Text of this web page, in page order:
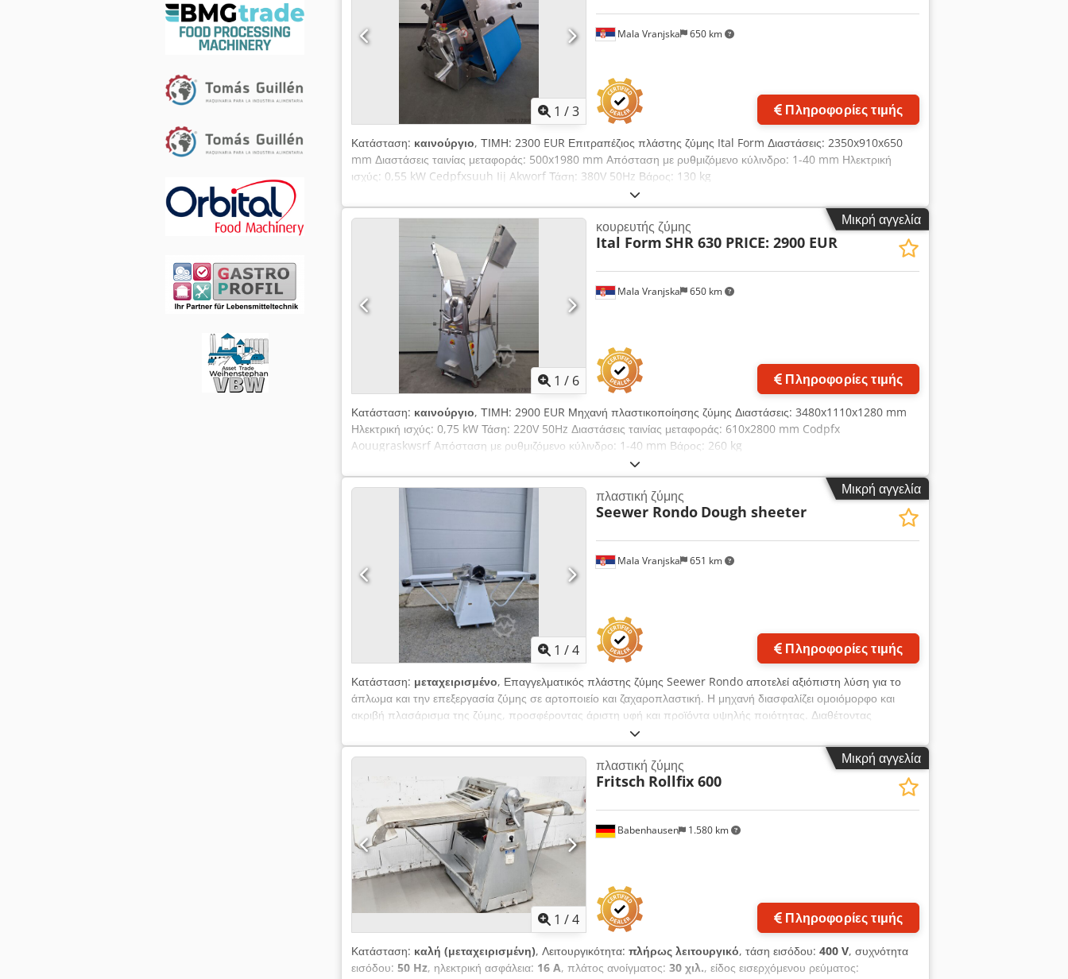
1 /3
Mala Vranjska 650 km
Πληροφορίες τιμής
Κατάσταση: καινούργιο, ΤΙΜΗ: 2300 EUR Επιτραπέζιος πλάστης ζύμης Ital Form Διαστάσεις: 2350x910x650
mm Διαστάσεις ταινίας μεταφοράς: 500x1980 mm Απόσταση με ρυθμιζόμενο κύλινδρο: 1-40 mm Ηλεκτρική
ισχύς: 0,55 kW Cedpfxsuuh Iij Akworf Τάση: 380V 50Hz Βάρος: 130 kg
Μικρή αγγελία
1 / 6
Mala Vranjska 650 km
κουρευτής ζύμης
Ital Form SHR 630 PRICE: 2900 EUR
Πληροφορίες τιμής
Κατάσταση: καινούργιο, ΤΙΜΗ: 2900 EUR Μηχανή πλαστικοποίησης ζύμης Διαστάσεις: 3480x1110x1280 mm
Ηλεκτρική ισχύς: 0,75 kW Τάση: 220V 50Hz Διαστάσεις ταινίας μεταφοράς: 610x2800 mm Codpfx
Aouugraskwsrf Απόσταση με ρυθμιζόμενο κύλινδρο: 1-40 mm Βάρος: 260 kg
Μικρή αγγελία
1 /4
Mala Vranjska 651 km
πλαστική ζύμης
Seewer Rondo Dough sheeter
Πληροφορίες τιμής
Κατάσταση: μεταχειρισμένο, Επαγγελματικός πλάστης ζύμης Seewer Rondo αποτελεί αξιόπιστη λύση για το
άπλωμα και την επεξεργασία ζύμης σε αρτοποιείο και ζαχαροπλαστική. Η μηχανή διασφαλίζει ομοιόμορφο και
ακριβή πλασάρισμα της ζύμης, προσφέροντας άριστη υφή και προϊόντα υψηλής ποιότητας. Διαθέτοντας
αναδιπλούμενο τραπέζι εργασίας, ο πλάστης προσφέρει εξοικονόμηση χώρου και ευελιξία κατά τη λειτουργία. Η
κατασκευή από ανοξείδωτο ατσάλι εγγυάται υψηλά πρότυπα υγιεινής, μεγάλη διάρκεια ζωής και εύκολη
συντήρηση. Η ταχύτητα εργασίας περίπου 60 cm/s επιτρέπει γρήγορη και αποδοτική επεξεργασία, καθιστώντας
τη μηχανή κατάλληλη για εντατική επαγγελματική χρήση. Τεχνικά χαρακτηριστικά: Κατασκευαστής: Seewer Rondo
Τύπος μηχανήματος: Πλάστης ζύμης Credpjy Nb Dpofx Akwef Ύψος: 1100 mm Πλάτος: 1150 mm Μήκος:
2300 mm Επιφάνεια εργασίας: Αναδιπλούμενο τραπέζι Υλικό: Ανοξείδωτο ατσάλι Ταχύτητα: περ. 60 cm/s
Μικρή αγγελία
1 /4
Babenhausen 1.580 km
πλαστική ζύμης
Fritsch Rollfix 600
Πληροφορίες τιμής
Κατάσταση: καλή (μεταχειρισμένη), Λειτουργικότητα: πλήρως λειτουργικό, τάση εισόδου: 400 V, συχνότητα
εισόδου: 50 Hz, ηλεκτρική ασφάλεια: 16 A, πλάτος ανοίγματος: 30 χιλ., είδος εισερχόμενου ρεύματος: